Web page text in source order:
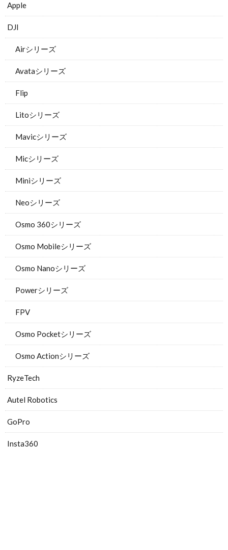
Apple
DJI
Airシリーズ
Avataシリーズ
Flip
Litoシリーズ
Mavicシリーズ
Micシリーズ
Miniシリーズ
Neoシリーズ
Osmo 360シリーズ
Osmo Mobileシリーズ
Osmo Nanoシリーズ
Powerシリーズ
FPV
Osmo Pocketシリーズ
Osmo Actionシリーズ
RyzeTech
Autel Robotics
GoPro
Insta360